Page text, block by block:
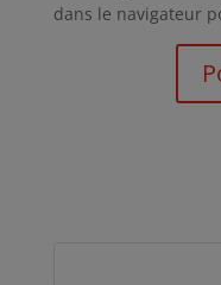
dans le navigateur